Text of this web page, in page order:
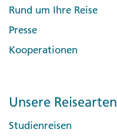
Rund um Ihre Reise
Presse
Kooperationen
Unsere Reisearten
Studienreisen